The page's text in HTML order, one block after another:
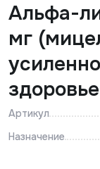
Альфа-
мг
г
Артикул
Назначение